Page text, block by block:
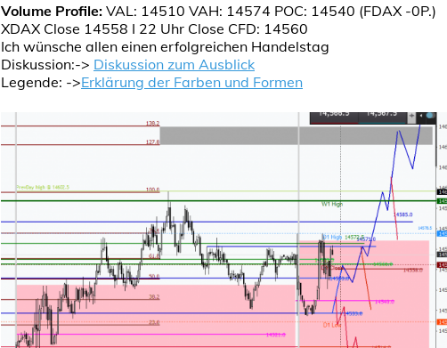
Volume Profile: VAL: 14510 VAH: 14574 POC: 14540 (FDAX -0P.)
XDAX Close 14558 I 22 Uhr Close CFD: 14560
Ich wünsche allen einen erfolgreichen Handelstag
Diskussion:-> Diskussion zum Ausblick
Legende: ->Erklärung der Farben und Formen